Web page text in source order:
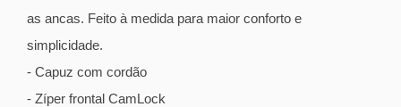
as ancas. Feito à medida para maior conforto e
simplicidade.
- Capuz com cordão
- Zíper frontal CamLock